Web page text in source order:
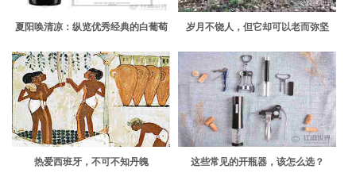
夏阳唤清凉：纵览优秀经典的白葡萄
岁月不饶人，但它却可以老而弥坚
热爱西班牙，不可不知丹魄 这些常见的开瓶器，该怎么选？